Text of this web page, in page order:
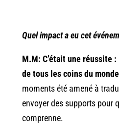
Quel impact a eu cet
M.M: C’était une réussite
de tous les coins du monde
moments été amené à
envoyer des supports pour
comprenne.